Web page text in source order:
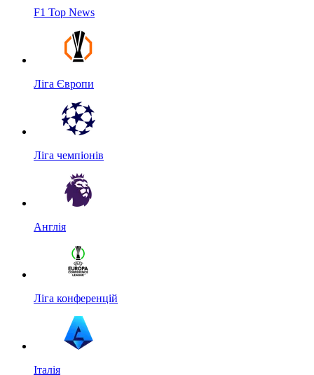
F1 Top News
Ліга Європи
Ліга чемпіонів
Англія
Ліга конференцій
Італія